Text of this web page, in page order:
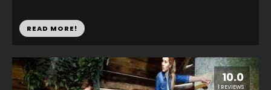
10.0
1 REVIEWS
READ MORE!